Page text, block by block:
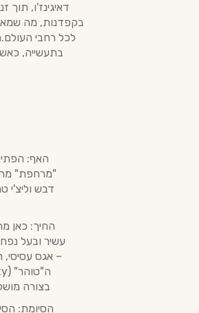
דאיגינז'ו, תוך
בקפדנות, מה
לכל רחבי
בתעשייה,
האף:
"מרחפת"
דבש וליצ'י
עשיר ובעל
– אגס עסיסי,
בצורה